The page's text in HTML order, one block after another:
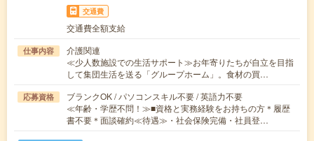
交通費
交通費全額支給
仕事内容
介護関連
≪少人数施設での生活サポート≫お年寄りたちが自立を目指
して集団生活を送る「グループホーム」。食材の買…
応募資格
ブランクOK / パソコンスキル不要 / 英語力不要
≪年齢・学歴不問！≫■資格と実務経験をお持ちの方＊履歴
書不要＊面談確約≪待遇≫・社会保険完備・社員登…